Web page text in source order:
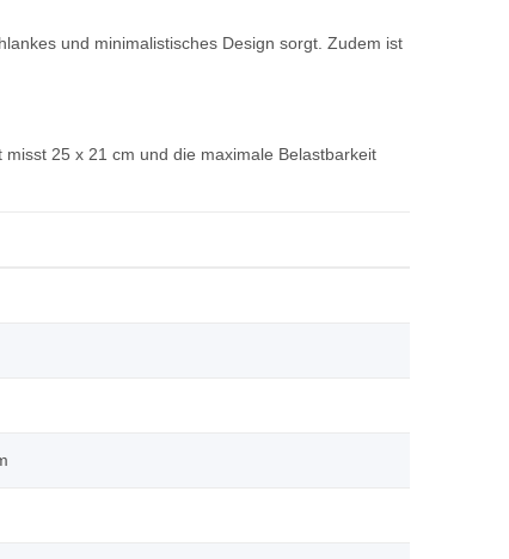
und minimalistisches Design sorgt. Zudem ist
25 x 21 cm und die maximale Belastbarkeit